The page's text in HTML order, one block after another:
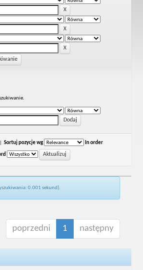
Sortuj pozycje wg In order
0.001 sekund).
poprzedni 1 następny